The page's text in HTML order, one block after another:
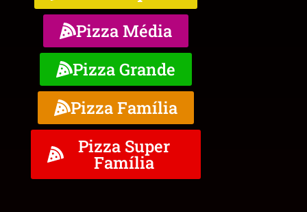
Pizza Média
Pizza Grande
Pizza Família
Pizza Super
Família